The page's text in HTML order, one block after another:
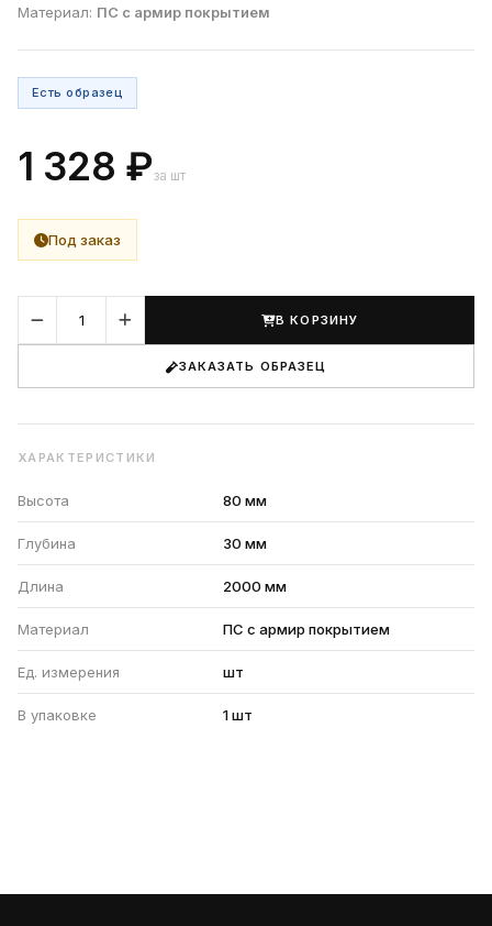
Материал: ПС с армир покрытием
Есть образец
1 328 ₽за шт
Под заказ
В КОРЗИНУ
ЗАКАЗАТЬ ОБРАЗЕЦ
ХАРАКТЕРИСТИКИ
Высота 80 мм
Глубина 30 мм
Длина 2000 мм
Материал ПС с армир покрытием
Ед. измерения шт
В упаковке 1 шт